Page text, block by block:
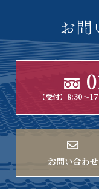
【受付】8:30～
お問い合わせ